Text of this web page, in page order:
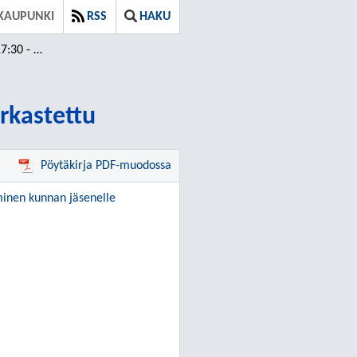
RSS HAKU
Pöytäkirja PDF-muodossa
kunnan jäsenelle